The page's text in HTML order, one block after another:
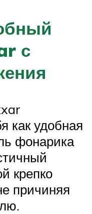
с
как удобная
фонарика
крепко
причиняя